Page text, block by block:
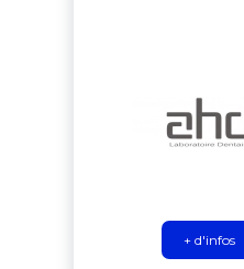
+ d'infos